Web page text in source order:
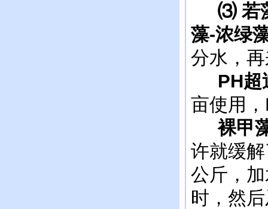
⑶ 若
藻-浓绿
分水，
PH超
亩使用
裸甲藻
许就缓
公斤，
时，然